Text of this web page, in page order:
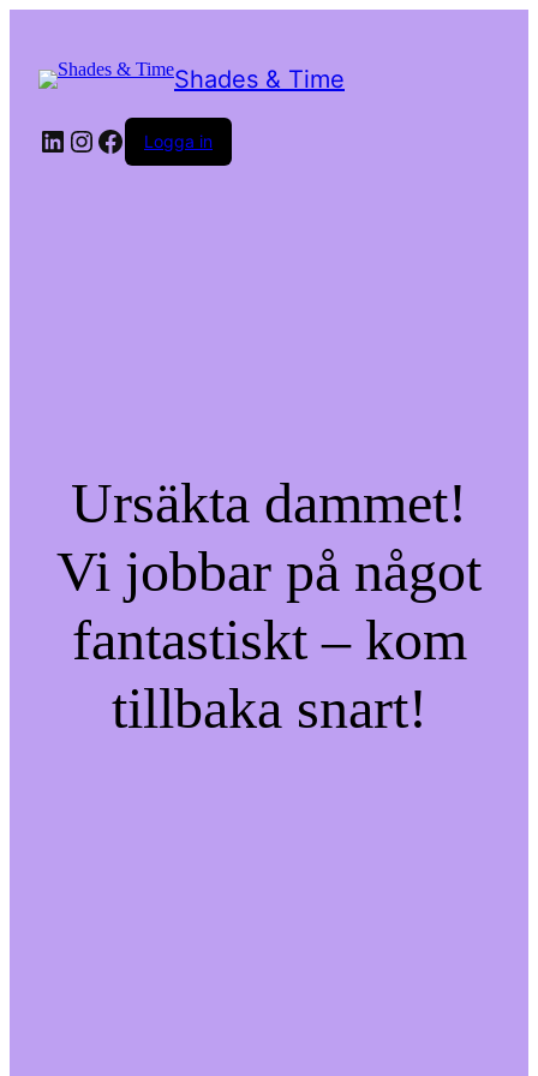
Shades & Time
LinkedIn
Instagram
Facebook
Logga in
Ursäkta dammet!
Vi jobbar på något
fantastiskt – kom
tillbaka snart!